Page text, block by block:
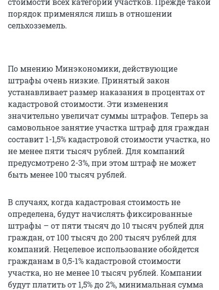
порядок применялся лишь в отношении
сельхозземель.
По мнению Минэкономики, действующие
штрафы очень низкие. Принятый закон
устанавливает размер наказания в процентах от
кадастровой стоимости. Эти изменения
значительно увеличат суммы штрафов. Теперь за
самовольное занятие участка штраф для граждан
составит 1-1,5% кадастровой стоимости участка, но
не менее пяти тысяч рублей. Для компаний
предусмотрено 2-3%, при этом штраф не может
быть менее 100 тысяч рублей.
В случаях, когда кадастровая стоимость не
определена, будут начислять фиксированные
штрафы – от пяти тысяч до 10 тысяч рублей для
граждан, от 100 тысяч до 200 тысяч рублей для
компаний. Нецелевое использование обойдется
гражданам в 0,5-1% кадастровой стоимости
участка, но не менее 10 тысяч рублей. Компании
будут платить от 1,5% до 2%, минимальная сумма